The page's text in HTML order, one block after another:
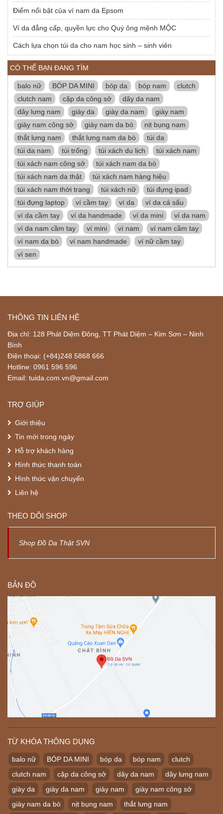
Điểm nổi bật của ví nam da Epsom
Ví da đẳng cấp, quyền lực cho Quý ông mệnh MỘC
Cách lựa chọn túi da cho nam học sinh – sinh viên
CÓ THỂ BẠN ĐANG TÌM
balo nữ BÓP DA MINI bóp da bóp nam
clutch
clutch nam
cặp da công sở
dây da nam
dây lưng nam
giày da giày da nam
giày nam
giày nam công sở
giày nam da bò
nịt bụng nam
thắt lưng nam
thắt lưng nam da bò
túi da
túi da nam
túi trống túi xách du lịch
túi xách nam
túi xách nam công sở
túi xách nam da bò
túi xách nam da thật
túi xách nam hàng hiệu
túi xách nam thời trang
túi xách nữ
túi đựng ipad
túi đựng laptop
ví cầm tay ví da
ví da cá sấu
ví da cầm tay
ví da handmade ví da mini
ví da nam
ví da nam cầm tay
ví mini ví nam
ví nam cầm tay
ví nam da bò
ví nam handmade
ví nữ cầm tay
ví sen
THÔNG TIN LIÊN HỆ
Địa chỉ: 128 Phát Diệm Đông, TT Phát Diệm – Kim Sơn – Ninh
Bình
Điện thoại: (+84)248 5868 666
Hotline: 0961 596 596
Email: tuida.com.vn@gmail.com
TRỢ GIÚP
Giới thiệu
Tin mới trong ngày
Hỗ trợ khách hàng
Hình thức thanh toán
Hình thức vận chuyển
Liên hệ
THEO DÕI SHOP
Shop Đồ Da Thật SVN
BẢN ĐỒ
TỪ KHÓA THÔNG DỤNG
balo nữ BÓP DA MINI bóp da bóp nam
clutch
clutch nam
cặp da công sở dây da nam
dây lưng nam
giày da
giày da nam giày nam
giày nam công sở
giày nam da bò
nịt bụng nam thắt lưng nam